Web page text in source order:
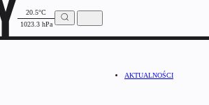
20.5°C
1023.3 hPa
AKTUALNOŚCI